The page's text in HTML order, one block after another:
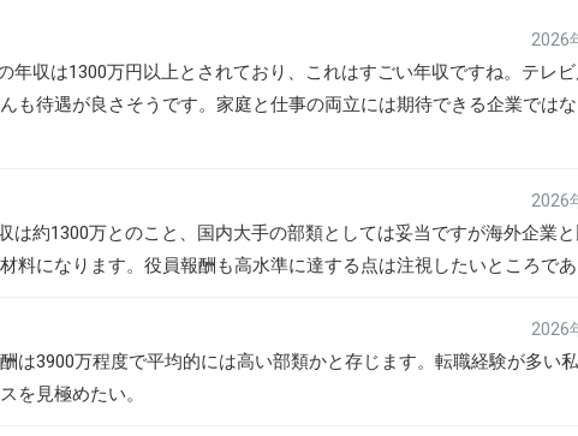
2026
年収は1300万円以上とされており、これはすごい年収ですね。テレ
も待遇が良さそうです。家庭と仕事の両立には期待できる企業では
2026
は約1300万とのこと、国内大手の部類としては妥当ですが海外企業
料になります。役員報酬も高水準に達する点は注視したいところで
2026
は3900万程度で平均的には高い部類かと存じます。転職経験が多い
を見極めたい。